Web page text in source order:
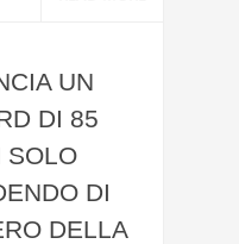
UN
DI 85
SOLO
DI
DELLA